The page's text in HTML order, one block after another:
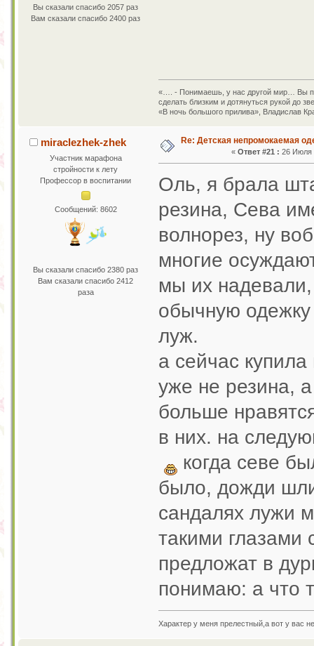
Вы сказали спасибо 2057 раз
Вам сказали спасибо 2400 раз
«…. - Понимаешь, у нас другой мир… Вы
сделать близким и дотянуться рукой до
«В ночь большого прилива», Владислав
miraclezhek-zhek
Участник марафона
стройности к лету
Профессор в воспитании
Сообщений: 8602
Вы сказали спасибо 2380 раз
Вам сказали спасибо 2412
раза
Re: Детская непромокаемая
« Ответ #21 : 26 Июля
Оль, я брала
резина, Сева
волнорез, ну
многие
мы их
обычную
луж.
а сейчас
уже не резина,
больше
в них. на
когда севе
было, дожди шли
сандалях лужи
такими глазами
предложат в
понимаю: а что
Характер у меня прелестный,а вот у вас